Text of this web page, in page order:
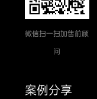
微信扫一扫加售前顾
问
案例分享